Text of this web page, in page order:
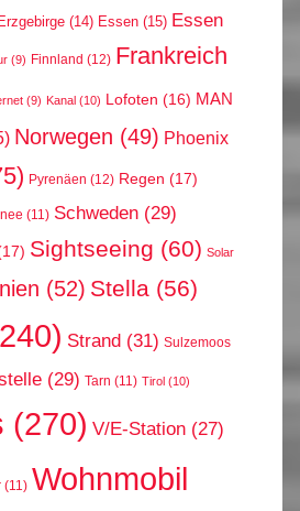
Erzgebirge (14) Essen (15) Essen
(9) Finnland (12) Frankreich
(9) Kanal (10) Lofoten (16) MAN
Norwegen (49) Phoenix
Pyrenäen (12) Regen (17)
(11) Schweden (29)
Sightseeing (60) Solar
(52) Stella (56)
Strand (31) Sulzemoos
(29) Tarn (11) Tirol (10)
(270) V/E-Station (27)
(11) Wohnmobil